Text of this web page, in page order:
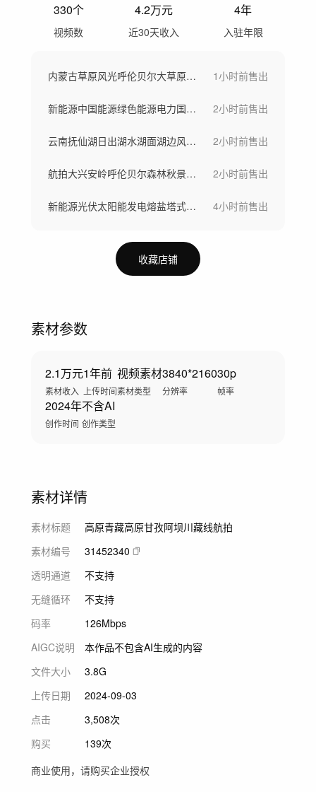
330个
视频数
4.2万元
近30天收入
4年
入驻年限
内蒙古草原风光呼伦贝尔大草原河流风景航拍 1小时前售出
新能源中国能源绿色能源电力国家电网太阳能 2小时前售出
云南抚仙湖日出湖水湖面湖边风景自然风光 2小时前售出
航拍大兴安岭呼伦贝尔森林秋景晨雾风景航拍 2小时前售出
新能源光伏太阳能发电熔盐塔式光热电站储能 4小时前售出
收藏店铺
素材参数
2.1万元
素材收入
1年前
上传时间
视频素材
素材类型
3840*2160
分辨率
30p
帧率
2024年
创作时间
不含AI
创作类型
素材详情
素材标题
高原青藏高原甘孜阿坝川藏线航拍
素材编号
31452340
透明通道
不支持
无缝循环
不支持
码率
126Mbps
AIGC说明
本作品不包含AI生成的内容
文件大小
3.8G
上传日期
2024-09-03
点击
3,508次
购买
139次
商业使用，请购买企业授权